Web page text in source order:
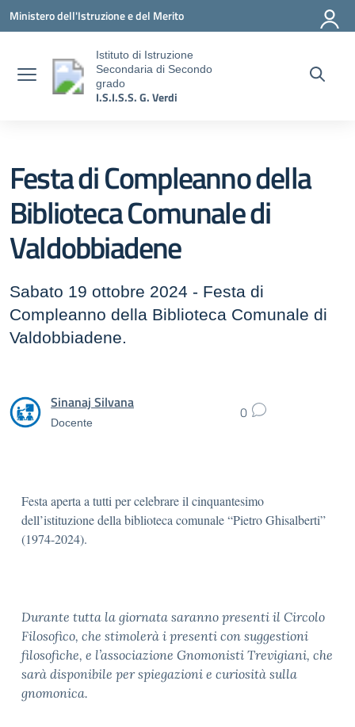
Vai ai contenuti
Vai al menu di navigazione
Vai al footer
Ministero dell'Istruzione e del Merito
Istituto di Istruzione
Secondaria di Secondo
grado
I.S.I.S.S. G. Verdi
Festa di Compleanno della
Biblioteca Comunale di
Valdobbiadene
Sabato 19 ottobre 2024 - Festa di
Compleanno della Biblioteca Comunale di
Valdobbiadene.
Sinanaj Silvana
Docente
0
Festa aperta a tutti per celebrare il cinquantesimo
dell’istituzione della biblioteca comunale “Pietro Ghisalberti”
(1974-2024).
Durante tutta la giornata saranno presenti il Circolo
Filosofico, che stimolerà i presenti con suggestioni
filosofiche, e l’associazione Gnomonisti Trevigiani, che
sarà disponibile per spiegazioni e curiosità sulla
gnomonica.